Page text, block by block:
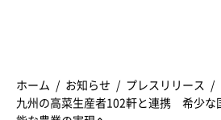
ホーム お知らせ
プレスリリース
九州の高菜生産者102軒と連携 希少な